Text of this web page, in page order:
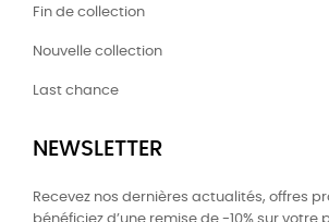
Fin de collection
Nouvelle collection
Last chance
NEWSLETTER
Recevez nos dernières actualités, offres